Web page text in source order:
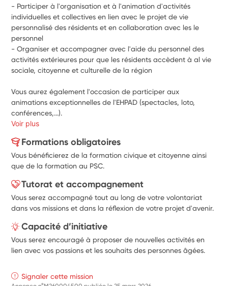
- Participer à l'organisation et à l'animation d'activités
individuelles et collectives en lien avec le projet de vie
personnalisé des résidents et en collaboration avec les le
personnel
- Organiser et accompagner avec l'aide du personnel des
activités extérieures pour que les résidents accèdent à al vie
sociale, citoyenne et culturelle de la région
Vous aurez également l'occasion de participer aux
animations exceptionnelles de l'EHPAD (spectacles, loto,
conférences,...).
Voir plus
Formations obligatoires
Vous bénéficierez de la formation civique et citoyenne ainsi
que de la formation au PSC.
Tutorat et accompagnement
Vous serez accompagné tout au long de votre volontariat
dans vos missions et dans la réflexion de votre projet d'avenir.
Capacité d’initiative
Vous serez encouragé à proposer de nouvelles activités en
lien avec vos passions et les souhaits des personnes âgées.
Signaler cette mission